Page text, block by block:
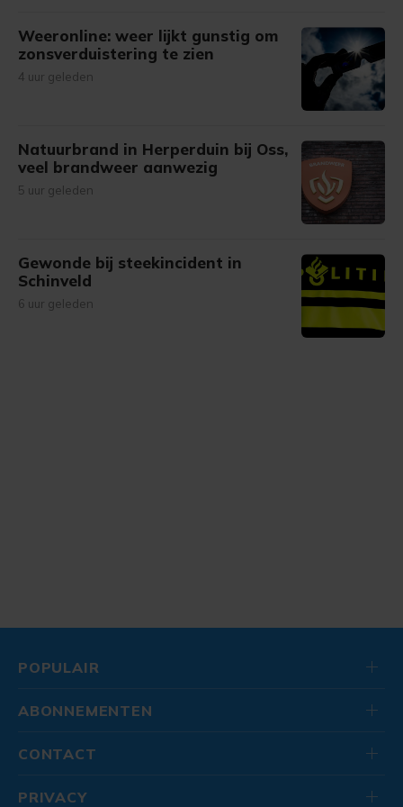
Weeronline: weer lijkt gunstig om
zonsverduistering te zien
4 uur geleden
Natuurbrand in Herperduin bij Oss,
veel brandweer aanwezig
5 uur geleden
Gewonde bij steekincident in
Schinveld
6 uur geleden
POPULAIR
ABONNEMENTEN
CONTACT
PRIVACY